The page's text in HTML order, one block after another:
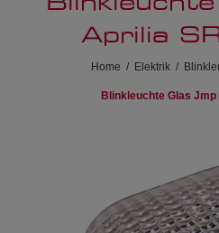
Aprilia
Home / Elektrik /
Blinkleuchte Glas Jmp